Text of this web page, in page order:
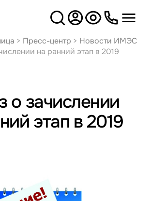
Версия
для слабовидящих
> Пресс-центр > Новости ИМЭС
на ранний этап в 2019
о зачислении
этап в 2019